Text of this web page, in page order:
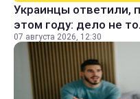
Украинцы ответили,
этом году: дело не
07 августа 2026, 12:30